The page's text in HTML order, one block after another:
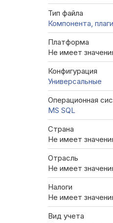
Тип файла
Компонента,
Платформа
Не имеет
Конфигурация
Универсальные
Операционная
MS SQL
Страна
Не имеет
Отрасль
Не имеет
Налоги
Не имеет
Вид учета